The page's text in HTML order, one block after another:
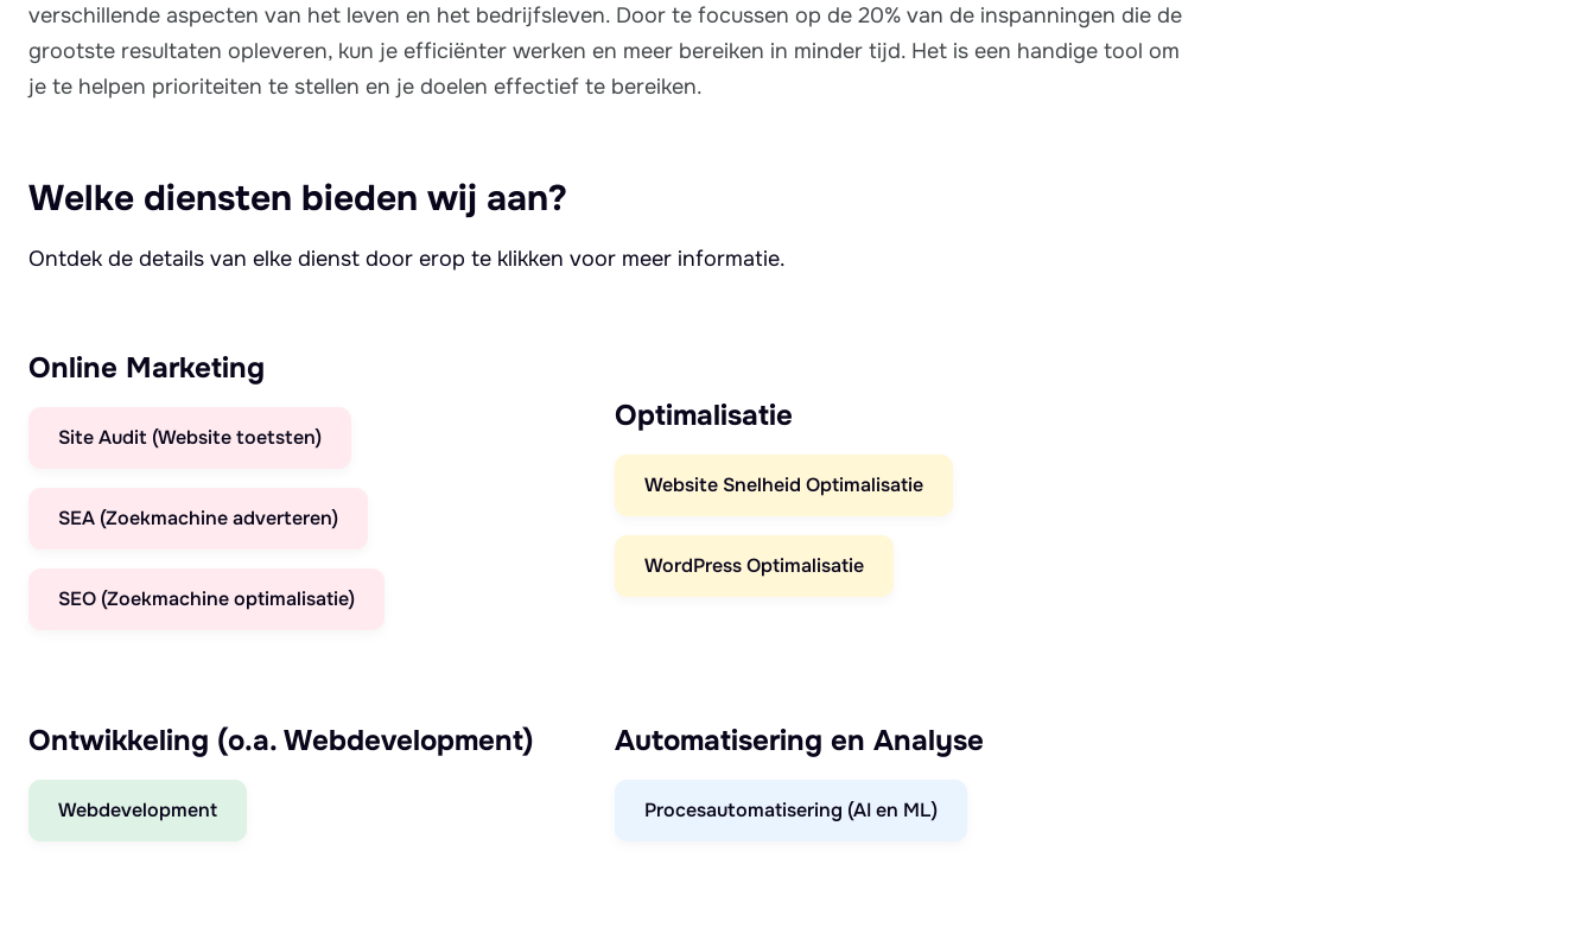
verschillende aspecten van het leven en het bedrijfsleven. Door te focussen op de 20% van de inspanningen die de
grootste resultaten opleveren, kun je efficiënter werken en meer bereiken in minder tijd. Het is een handige tool om
je te helpen prioriteiten te stellen en je doelen effectief te bereiken.
Welke diensten bieden wij aan?
Ontdek de details van elke dienst door erop te klikken voor meer informatie.
Online Marketing
Site Audit (Website toetsten)
SEA (Zoekmachine adverteren)
SEO (Zoekmachine optimalisatie)
Optimalisatie
Website Snelheid Optimalisatie
WordPress Optimalisatie
Ontwikkeling (o.a. Webdevelopment)
Webdevelopment
Automatisering en Analyse
Procesautomatisering (AI en ML)